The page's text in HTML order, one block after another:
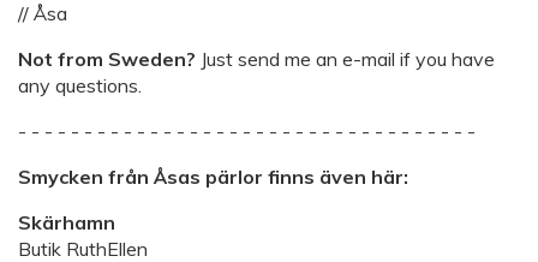
// Åsa
Not from Sweden? Just send me an e-mail if you have
any questions.
- - - - - - - - - - - - - - - - - - - - - - - - - - - - - - - - - - -
Smycken från Åsas pärlor finns även här:
Skärhamn
Butik RuthEllen